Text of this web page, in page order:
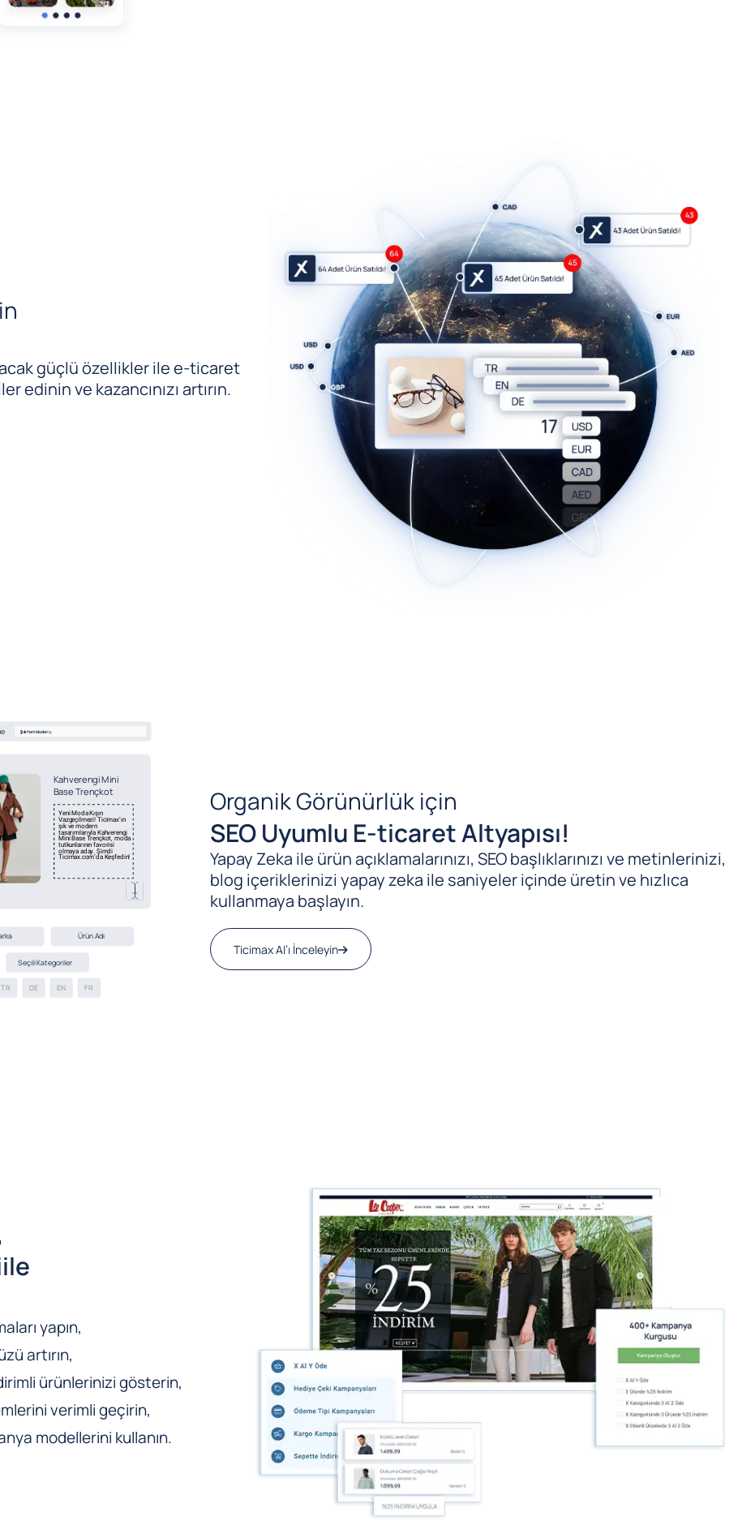
güçlü özellikler ile e-ticaret
ve kazancınızı artırın.
Organik Görünürlük için
SEO Uyumlu E-ticaret Altyapısı!
Yapay Zeka ile ürün açıklamalarınızı, SEO başlıklarınızı ve metinlerinizi,
blog içeriklerinizi yapay zeka ile saniyeler içinde üretin ve hızlıca
kullanmaya başlayın.
Ticimax AI’ı İnceleyin
ile
yapın,
artırın,
ürünlerinizi gösterin,
verimli geçirin,
modellerini kullanın.